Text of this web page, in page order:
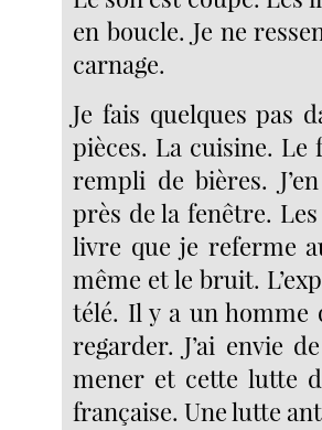
en boucle. Je ne
carnage.
Je fais quelques pas
pièces. La cuisine. Le
rempli de bières.
près de la fenêtre.
livre que je referme
même et le bruit.
télé. Il y a un homme
regarder. J’ai envie
mener et cette lutte
française. Une lutte